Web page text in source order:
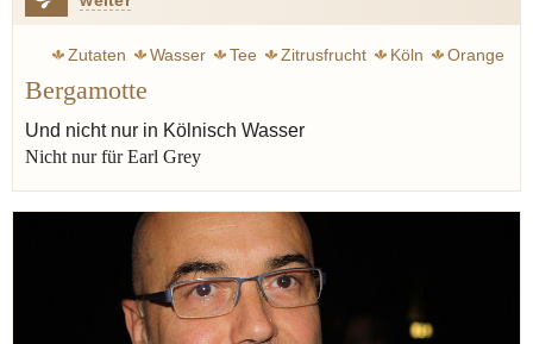
Zutaten Wasser Tee Zitrusfrucht Köln
Orange
Zitrone
Italien
Bergamotte
Und nicht nur in Kölnisch Wasser
Nicht nur für Earl Grey